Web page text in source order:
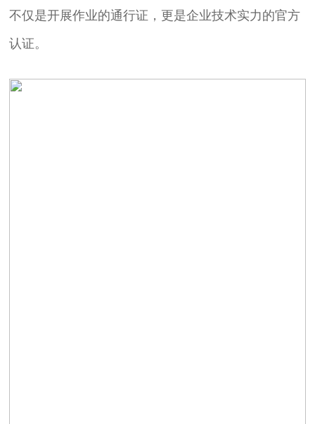
不仅是开展作业的通行证，更是企业技术实力的官方
认证。